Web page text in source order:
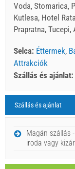
Voda, Stomarica,
Kutlesa, Hotel
Prapratna,
Selca: Éttermek,
Attrakciók
Szállás és ajánlat:
Selca Időjárás
Szállás és ajánlat
Magán szállás
iroda vagy